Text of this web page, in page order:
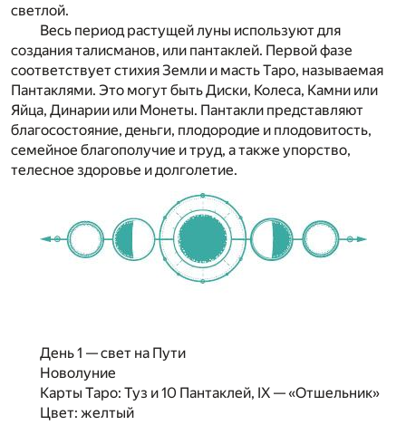
светлой.
Весь период растущей луны используют для
создания талисманов, или пантаклей. Первой фазе
соответствует стихия Земли и масть Таро, называемая
Пантаклями. Это могут быть Диски, Колеса, Камни или
Яйца, Динарии или Монеты. Пантакли представляют
благосостояние, деньги, плодородие и плодовитость,
семейное благополучие и труд, а также упорство,
телесное здоровье и долголетие.
День 1 — свет на Пути
Новолуние
Карты Таро: Туз и 10 Пантаклей, IX — «Отшельник»
Цвет: желтый